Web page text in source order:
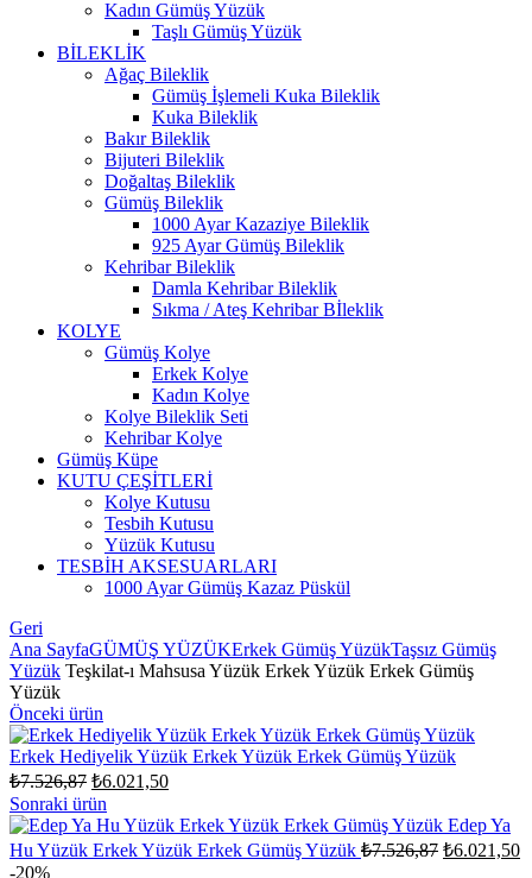
Kadın Gümüş Yüzük
Taşlı Gümüş Yüzük
BİLEKLİK
Ağaç Bileklik
Gümüş İşlemeli Kuka Bileklik
Kuka Bileklik
Bakır Bileklik
Bijuteri Bileklik
Doğaltaş Bileklik
Gümüş Bileklik
1000 Ayar Kazaziye Bileklik
925 Ayar Gümüş Bileklik
Kehribar Bileklik
Damla Kehribar Bileklik
Sıkma / Ateş Kehribar Bİleklik
KOLYE
Gümüş Kolye
Erkek Kolye
Kadın Kolye
Kolye Bileklik Seti
Kehribar Kolye
Gümüş Küpe
KUTU ÇEŞİTLERİ
Kolye Kutusu
Tesbih Kutusu
Yüzük Kutusu
TESBİH AKSESUARLARI
1000 Ayar Gümüş Kazaz Püskül
Geri
Ana SayfaGÜMÜŞ YÜZÜKErkek Gümüş YüzükTaşsız Gümüş
Yüzük Teşkilat-ı Mahsusa Yüzük Erkek Yüzük Erkek Gümüş
Yüzük
Önceki ürün
Erkek Hediyelik Yüzük Erkek Yüzük Erkek Gümüş Yüzük
₺7.526,87 Orijinal
fiyat:
₺7.526,87.
₺6.021,50Şu
fiyat:
₺6.021,50.
Sonraki ürün
Edep Ya
Hu Yüzük Erkek Yüzük Erkek Gümüş Yüzük ₺7.526,87 Orijinal
₺6.021,50
-20%